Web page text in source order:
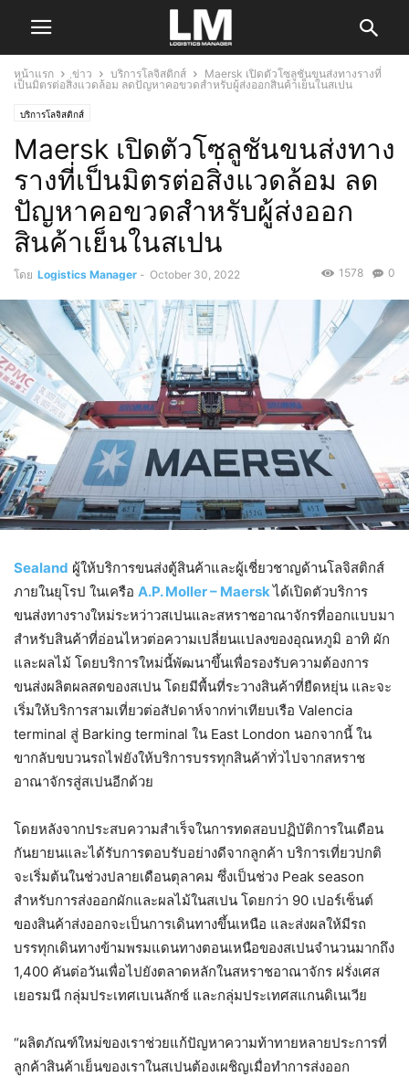
หน้าแรก ข่าว บริการโลจิสติกส์
Maersk เปิดตัวโซลูชันขนส่งทางรางที่
เป็นมิตรต่อสิ่งแวดล้อม ลดปัญหาคอขวดสำหรับผู้ส่งออกสินค้าเย็นในสเปน
บริการโลจิสติกส์
Maersk เปิดตัวโซลูชันขนส่งทาง
รางที่เป็นมิตรต่อสิ่งแวดล้อม ลด
ปัญหาคอขวดสำหรับผู้ส่งออก
สินค้าเย็นในสเปน
โดย Logistics Manager - October 30, 2022 0
1578
Sealand ผู้ให้บริการขนส่งตู้สินค้าและผู้เชี่ยวชาญด้านโลจิสติกส์
ภายในยุโรป ในเครือ A.P. Moller – Maerskได้เปิดตัวบริการ
ขนส่งทางรางใหม่ระหว่าวสเปนและสหราชอาณาจักรที่ออกแบบมา
สำหรับสินค้าที่อ่อนไหวต่อความเปลี่ยนแปลงของอุณหภูมิ อาทิ ผัก
และผลไม้ โดยบริการใหม่นี้พัฒนาขึ้นเพื่อรองรับความต้องการ
ขนส่งผลิตผลสดของสเปน โดยมีพื้นที่ระวางสินค้าที่ยืดหยุ่น และจะ
เริ่มให้บริการสามเที่ยวต่อสัปดาห์จากท่าเทียบเรือ Valencia
terminal สู่ Barking terminal ใน East London นอกจากนี้ ใน
ขากลับขบวนรถไฟยังให้บริการบรรทุกสินค้าทั่วไปจากสหราช
อาณาจักรสู่สเปนอีกด้วย
โดยหลังจากประสบความสำเร็จในการทดสอบปฏิบัติการในเดือน
กันยายนและได้รับการตอบรับอย่างดีจากลูกค้า บริการเที่ยวปกติ
จะเริ่มต้นในช่วงปลายเดือนตุลาคม ซึ่งเป็นช่วง Peak season
สำหรับการส่งออกผักและผลไม้ในสเปน โดยกว่า 90 เปอร์เซ็นต์
ของสินค้าส่งออกจะเป็นการเดินทางขึ้นเหนือ และส่งผลให้มีรถ
บรรทุกเดินทางข้ามพรมแดนทางตอนเหนือของสเปนจำนวนมากถึง
1,400 คันต่อวันเพื่อไปยังตลาดหลักในสหราชอาณาจักร ฝรั่งเศส
เยอรมนี กลุ่มประเทศเบเนลักซ์ และกลุ่มประเทศสแกนดิเนเวีย
“ผลิตภัณฑ์ใหม่ของเราช่วยแก้ปัญหาความท้าทายหลายประการที่
ลูกค้าสินค้าเย็นของเราในสเปนต้องเผชิญเมื่อทำการส่งออก